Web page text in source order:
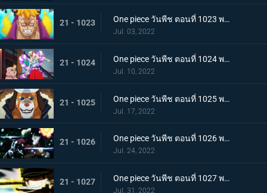
21 - 1023 One piece วันพีช ตอนที่ 1023 พากย์ไทย เตรียมพร้อมเรียบร้อย! ช็อปเปอร์เฟจเนบูไลเซอร์
Jul. 03, 2022
21 - 1024 One piece วันพีช ตอนที่ 1024 พากย์ไทย โอเด้งปรากฏตัว! จิตใจของปลอกดาบแดงหวั่นไหว
Jul. 10, 2022
21 - 1025 One piece วันพีช ตอนที่ 1025 พากย์ไทย รุ่นที่เลวร้ายที่สุดพินาศสิ้น! ท่าใหญ่ของสี่จักรพรรดิ
Jul. 17, 2022
21 - 1026 One piece วันพีช ตอนที่ 1026 พากย์ไทย ซุปเปอร์โนวาโต้กลับแผนแยก 4 จักรพรรดิ
Jul. 24, 2022
21 - 1027 One piece วันพีช ตอนที่ 1027 พากย์ไทย ปกป้องลูฟี่ไว้! วิชาดาบของโซโลกับลอว์
Jul. 31, 2022